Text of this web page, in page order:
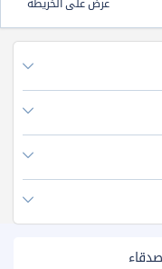
عرض على الخريطة